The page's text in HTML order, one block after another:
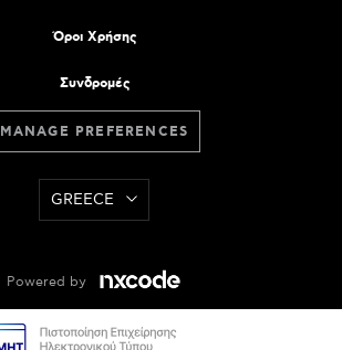
Όροι Χρήσης
Συνδρομές
MANAGE PREFERENCES
GREECE
Powered by